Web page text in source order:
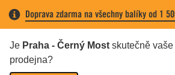
Doprava zdarma na všechny balíky od 1
Je Praha - Černý Most skutečně vaše
prodejna?